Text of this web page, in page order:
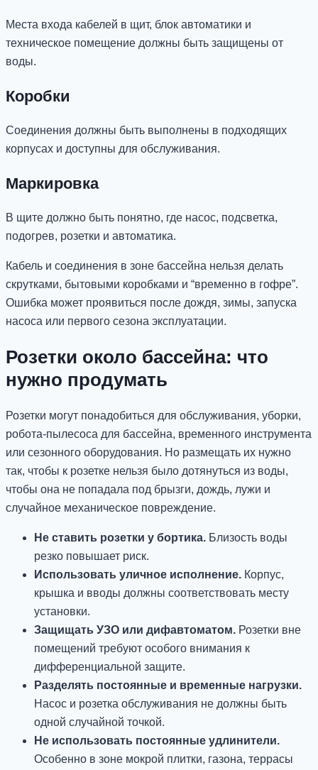
Места входа кабелей в щит, блок автоматики и
техническое помещение должны быть защищены от
воды.
Коробки
Соединения должны быть выполнены в подходящих
корпусах и доступны для обслуживания.
Маркировка
В щите должно быть понятно, где насос, подсветка,
подогрев, розетки и автоматика.
Кабель и соединения в зоне бассейна нельзя делать
скрутками, бытовыми коробками и “временно в гофре”.
Ошибка может проявиться после дождя, зимы, запуска
насоса или первого сезона эксплуатации.
Розетки около бассейна: что
нужно продумать
Розетки могут понадобиться для обслуживания, уборки,
робота-пылесоса для бассейна, временного инструмента
или сезонного оборудования. Но размещать их нужно
так, чтобы к розетке нельзя было дотянуться из воды,
чтобы она не попадала под брызги, дождь, лужи и
случайное механическое повреждение.
Не ставить розетки у бортика. Близость воды
резко повышает риск.
Использовать уличное исполнение. Корпус,
крышка и вводы должны соответствовать месту
установки.
Защищать УЗО или дифавтоматом. Розетки вне
помещений требуют особого внимания к
дифференциальной защите.
Разделять постоянные и временные нагрузки.
Насос и розетка обслуживания не должны быть
одной случайной точкой.
Не использовать постоянные удлинители.
Особенно в зоне мокрой плитки, газона, террасы